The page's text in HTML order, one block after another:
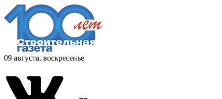
09 августа, воскресенье